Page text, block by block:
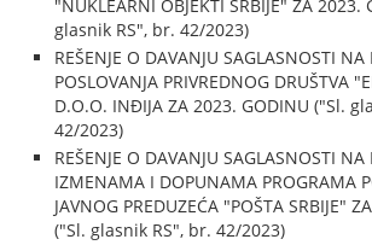
"NUKLEARNI OBJEKTI SRBIJE" ZA 2023.
glasnik RS", br. 42/2023)
REŠENJE O DAVANJU SAGLASNOSTI NA
POSLOVANJA PRIVREDNOG DRUŠTVA
D.O.O. INĐIJA ZA 2023. GODINU ("Sl.
42/2023)
REŠENJE O DAVANJU SAGLASNOSTI
IZMENAMA I DOPUNAMA PROGRAMA
JAVNOG PREDUZEĆA "POŠTA SRBIJE"
("Sl. glasnik RS", br. 42/2023)